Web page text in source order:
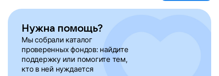
Нужна помощь?
Мы собрали каталог
проверенных фондов: найдите
поддержку или помогите тем,
кто в ней нуждается